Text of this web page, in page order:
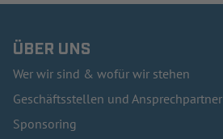
ÜBER UNS
Wer wir sind & wofür wir stehen
Geschäftsstellen und Ansprechpartner
Sponsoring